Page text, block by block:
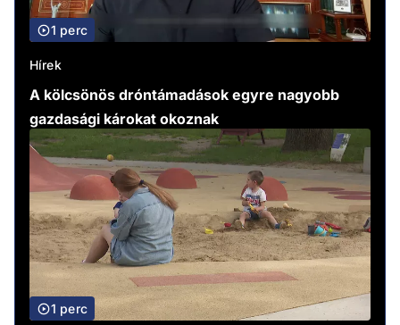
1 perc
Hírek
A kölcsönös dróntámadások egyre nagyobb
gazdasági károkat okoznak
1 perc